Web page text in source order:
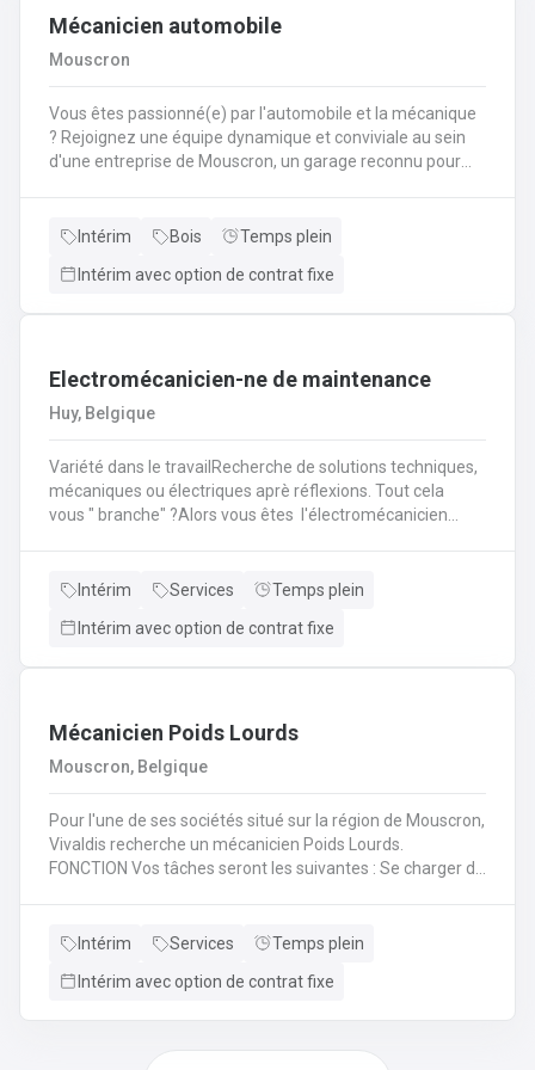
Mécanicien automobile
Mouscron
Vous êtes passionné(e) par l'automobile et la mécanique
? Rejoignez une équipe dynamique et conviviale au sein
d'une entreprise de Mouscron, un garage reconnu pour
des véhicules (vidanges, freins, amortisseurs,
interventions mécaniques nécessaires.Assurer le
leur véhicule et les réparations à prévoir.
Intérim Bois
Temps plein
Intérim avec option de contrat fixe
Electromécanicien-ne de maintenance
Huy, Belgique
Variété dans le travailRecherche de solutions techniques,
mécaniques ou électriques aprè réflexions. Tout cela
vous " branche" ?Alors vous êtes l'électromécanicien
charge de différentes missions en intervention directe
Intérim Services
Temps plein
Intérim avec option de contrat fixe
Mécanicien Poids Lourds
Mouscron, Belgique
Pour l'une de ses sociétés situé sur la région de Mouscron,
Vivaldis recherche un mécanicien Poids Lourds.
FONCTION Vos tâches seront les suivantes : Se charger du
Cela consiste à : - Inspecter le moteur d’un véhicule et ses
avec précision les problèmes - Inspecter l’ordinateur de
Intérim Services
Temps plein
Intérim avec option de contrat fixe